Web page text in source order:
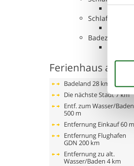
Schlafzimmer,
Badezimmer
Ferienhaus auf
Badeland 28 km
Die nächste Stadt7 km
Entf. zum Wasser/Baden
500 m
Entfernung Einkauf60 m
Entfernung Flughafen
GDN 200 km
Entfernung zu alt.
Wasser/Baden 4 km